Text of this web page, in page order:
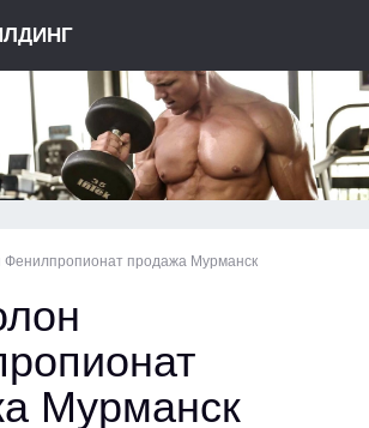
Фенилпропионат продажа Мурманск
Мурманск